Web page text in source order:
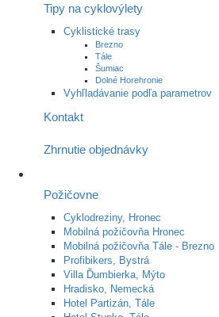
Tipy na cyklovýlety
Cyklistické trasy
Brezno
Tále
Šumiac
Dolné Horehronie
Vyhľladávanie podľa parametrov
Kontakt
Zhrnutie objednávky
Požičovne
Cyklodreziny, Hronec
Mobilná požičovňa Hronec
Mobilná požičovňa Tále - Brezno
Profibikers, Bystrá
Villa Ďumbierka, Mýto
Hradisko, Nemecká
Hotel Partizán, Tále